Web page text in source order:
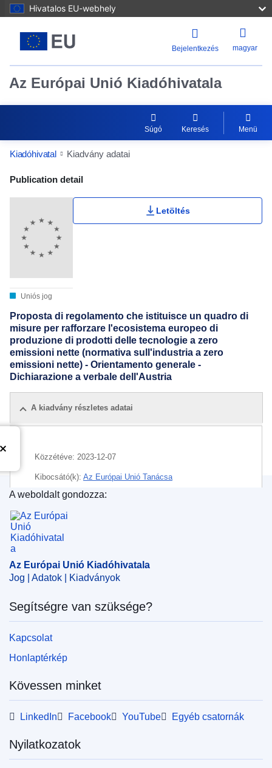
Hivatalos EU-webhely
Bejelentkezés magyar
Az Európai Unió Kiadóhivatala
Súgó Keresés Menü
Kiadóhivatal Kiadvány adatai
Publication Detail Actions Portlet
Publication detail
Uniós jog
Letöltés
Proposta di regolamento che istituisce un quadro di
misure per rafforzare l'ecosistema europeo di
produzione di prodotti delle tecnologie a zero
emissioni nette (normativa sull'industria a zero
emissioni nette) - Orientamento generale -
Dichiarazione a verbale dell'Austria
A kiadvány részletes adatai
Közzétéve: 2023-12-07
Kibocsátó(k): Az Európai Unió Tanácsa
IMMC : ST 16056 2023 ADD 3
Az Európai Unió Kiadóhivatala
A weboldalt gondozza:
Az Európai Unió Kiadóhivatala
Jog | Adatok | Kiadványok
Segítségre van szüksége?
Kapcsolat
Honlaptérkép
Kövessen minket
LinkedIn Facebook YouTube Egyéb csatornák
Nyilatkozatok